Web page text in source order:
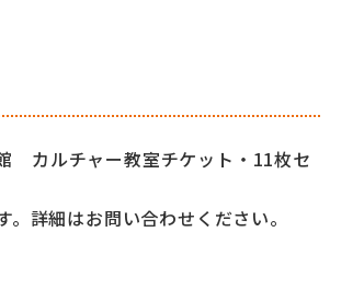
カルチャー教室チケット・11枚セ
詳細はお問い合わせください。